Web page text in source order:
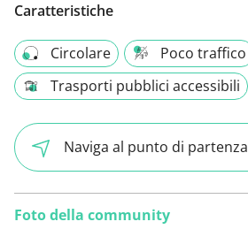
Caratteristiche
Circolare Poco traffico
Trasporti pubblici accessibili
Naviga al punto di partenza
Foto della community